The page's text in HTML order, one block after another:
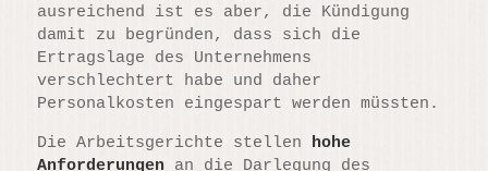
ausreichend ist es aber, die Kündigung
damit zu begründen, dass sich die
Ertragslage des Unternehmens
verschlechtert habe und daher
Personalkosten eingespart werden müssten.
Die Arbeitsgerichte stellen hohe
Anforderungen an die Darlegung des